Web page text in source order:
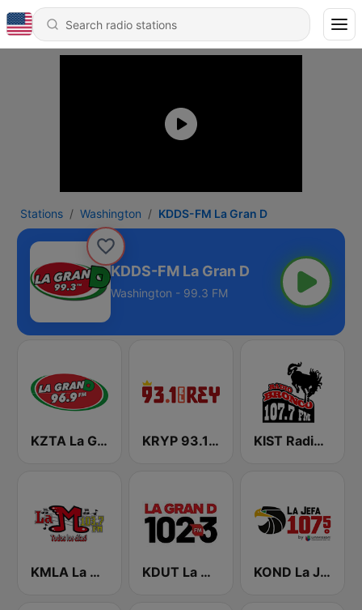
Stations Washington KDDS-FM La Gran D
KDDS-FM La Gran D
Washington - 99.3 FM
KZTA La Gran D KRYP 93.1 El Rey KIST Radio Bronco 107.7 FM
KMLA La M 103.7 FM KDUT La Gran D 102.3 FM KOND La Jefa 107.5 FM (US Only)